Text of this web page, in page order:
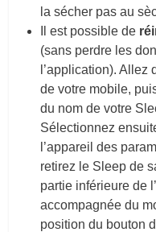
la sécher pas au
Il est possible de
(sans perdre les
l’application). Allez
de votre mobile,
du nom de votre
Sélectionnez
l’appareil des
retirez le Sleep de
partie inférieure de
accompagnée du
position du bouton